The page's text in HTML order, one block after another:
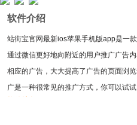
软件介绍
站街宝官网最新ios苹果手机版app是一
通过微信更好地向附近的用户推广广告
相应的广告，大大提高了广告的页面浏
广是一种很常见的推广方式，你可以试
1、站街宝官网最新ios苹果手机版app